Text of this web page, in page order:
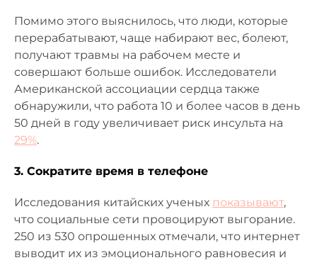
Помимо этого выяснилось, что люди, которые
перерабатывают, чаще набирают вес, болеют,
получают травмы на рабочем месте и
совершают больше ошибок. Исследователи
Американской ассоциации сердца также
обнаружили, что работа 10 и более часов в день
50 дней в году увеличивает риск инсульта на
29%.
3. Сократите время в телефоне
Исследования китайских ученых показывают,
что социальные сети провоцируют выгорание.
250 из 530 опрошенных отмечали, что интернет
выводит их из эмоционального равновесия и